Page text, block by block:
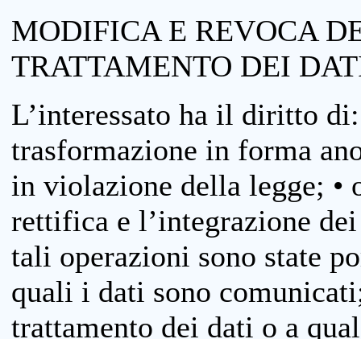
MODIFICA E REVOCA
TRATTAMENTO DEI
L’interessato ha il diritto
trasformazione in forma
in violazione della legge; •
rettifica e l’integrazione
tali operazioni sono state
quali i dati sono
trattamento dei dati o a